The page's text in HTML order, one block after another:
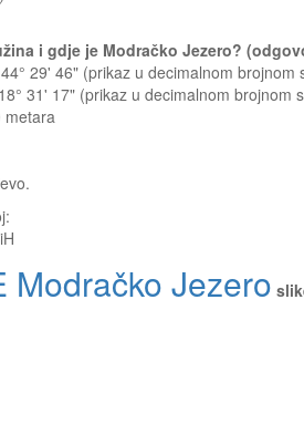
i gdje je Modračko Jezero?
29' 46" (prikaz u decimalnom brojnom
31' 17" (prikaz u decimalnom brojnom
metara
Modračko Jezero